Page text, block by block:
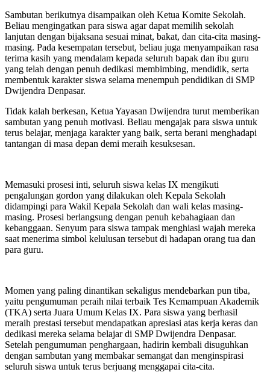
Sambutan berikutnya disampaikan oleh Ketua Komite Sekolah.
Beliau mengingatkan para siswa agar dapat memilih sekolah
lanjutan dengan bijaksana sesuai minat, bakat, dan cita-cita masing-
masing. Pada kesempatan tersebut, beliau juga menyampaikan rasa
terima kasih yang mendalam kepada seluruh bapak dan ibu guru
yang telah dengan penuh dedikasi membimbing, mendidik, serta
membentuk karakter siswa selama menempuh pendidikan di SMP
Dwijendra Denpasar.
Tidak kalah berkesan, Ketua Yayasan Dwijendra turut memberikan
sambutan yang penuh motivasi. Beliau mengajak para siswa untuk
terus belajar, menjaga karakter yang baik, serta berani menghadapi
tantangan di masa depan demi meraih kesuksesan.
Memasuki prosesi inti, seluruh siswa kelas IX mengikuti
pengalungan gordon yang dilakukan oleh Kepala Sekolah
didampingi para Wakil Kepala Sekolah dan wali kelas masing-
masing. Prosesi berlangsung dengan penuh kebahagiaan dan
kebanggaan. Senyum para siswa tampak menghiasi wajah mereka
saat menerima simbol kelulusan tersebut di hadapan orang tua dan
para guru.
Momen yang paling dinantikan sekaligus mendebarkan pun tiba,
yaitu pengumuman peraih nilai terbaik Tes Kemampuan Akademik
(TKA) serta Juara Umum Kelas IX. Para siswa yang berhasil
meraih prestasi tersebut mendapatkan apresiasi atas kerja keras dan
dedikasi mereka selama belajar di SMP Dwijendra Denpasar.
Setelah pengumuman penghargaan, hadirin kembali disuguhkan
dengan sambutan yang membakar semangat dan menginspirasi
seluruh siswa untuk terus berjuang menggapai cita-cita.